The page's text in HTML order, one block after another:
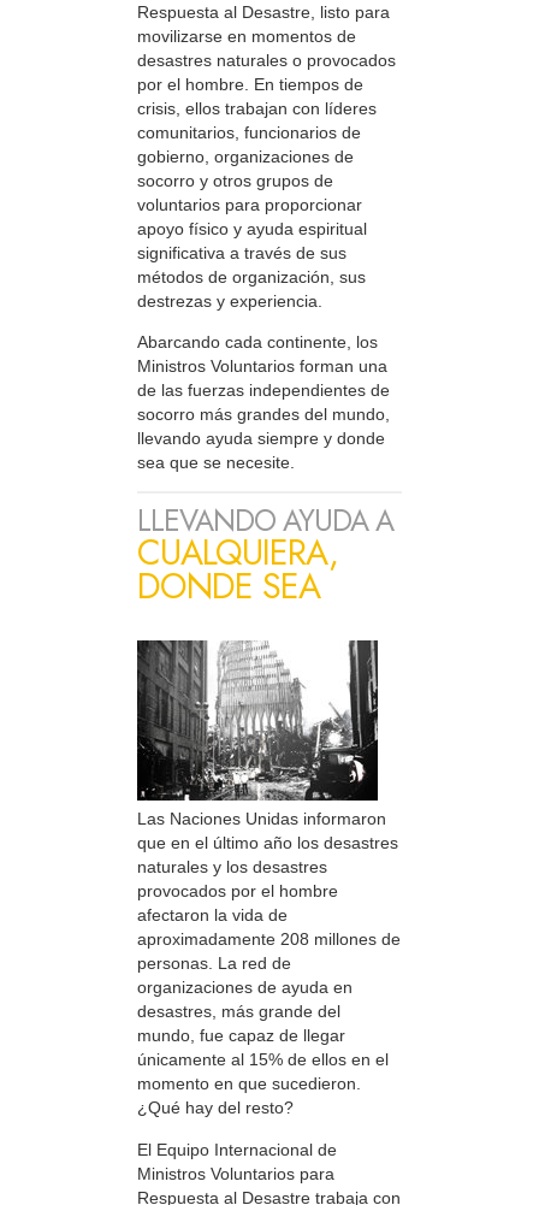
Respuesta al Desastre, listo para
movilizarse en momentos de
desastres naturales o provocados
por el hombre. En tiempos de
crisis, ellos trabajan con líderes
comunitarios, funcionarios de
gobierno, organizaciones de
socorro y otros grupos de
voluntarios para proporcionar
apoyo físico y ayuda espiritual
significativa a través de sus
métodos de organización, sus
destrezas y experiencia.
Abarcando cada continente, los
Ministros Voluntarios forman una
de las fuerzas independientes de
socorro más grandes del mundo,
llevando ayuda siempre y donde
sea que se necesite.
LLEVANDO AYUDA A
CUALQUIERA,
DONDE SEA
Las Naciones Unidas informaron
que en el último año los desastres
naturales y los desastres
provocados por el hombre
afectaron la vida de
aproximadamente 208 millones de
personas. La red de
organizaciones de ayuda en
desastres, más grande del
mundo, fue capaz de llegar
únicamente al 15% de ellos en el
momento en que sucedieron.
¿Qué hay del resto?
El Equipo Internacional de
Ministros Voluntarios para
Respuesta al Desastre trabaja con